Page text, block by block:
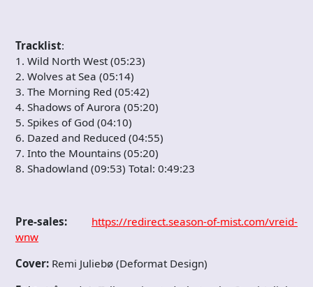
Tracklist:
1. Wild North West (05:23)
2. Wolves at Sea (05:14)
3. The Morning Red (05:42)
4. Shadows of Aurora (05:20)
5. Spikes of God (04:10)
6. Dazed and Reduced (04:55)
7. Into the Mountains (05:20)
8. Shadowland (09:53) Total: 0:49:23
Pre-sales: https://redirect.season-of-mist.com/vreid-
wnw
Cover: Remi Juliebø (Deformat Design)